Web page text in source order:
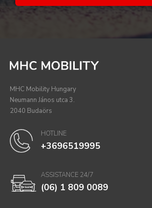
MHC Mobility Hungary
Neumann János utca 3.
2040 Budaörs
HOTLINE
+3696519995
ASSISTANCE 24/7
(06) 1 809 0089